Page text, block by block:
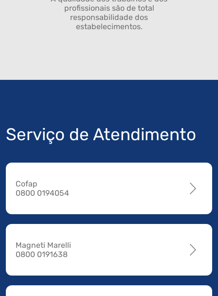
profissionais são de total
responsabilidade dos
estabelecimentos.
Serviço de Atendimento
Cofap
0800 0194054
Magneti Marelli
0800 0191638